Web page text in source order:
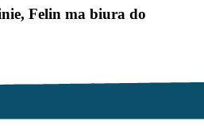
Felin ma biura do